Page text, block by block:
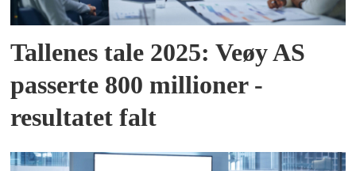
Tallenes tale 2025: Veøy AS
passerte 800 millioner -
resultatet falt